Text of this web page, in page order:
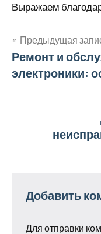
Выражаем
Навигация
по
Предыдущая
Ремонт и
электроники:
Добавить
Для отправки